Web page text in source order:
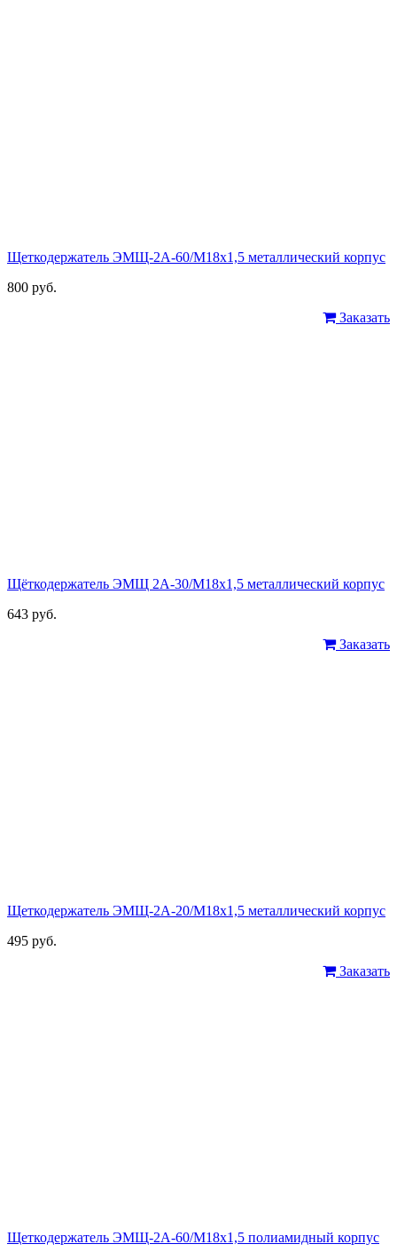
Щеткодержатель ЭМЩ-2А-60/М18х1,5 металлический корпус
800 руб.
Заказать
Щёткодержатель ЭМЩ 2А-30/М18х1,5 металлический корпус
643 руб.
Заказать
Щеткодержатель ЭМЩ-2А-20/М18х1,5 металлический корпус
495 руб.
Заказать
Щеткодержатель ЭМЩ-2А-60/М18х1,5 полиамидный корпус